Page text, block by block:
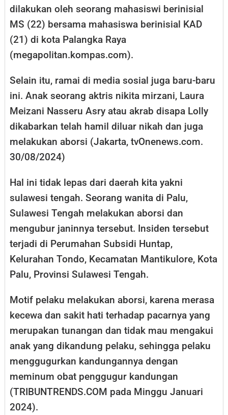
dilakukan oleh seorang mahasiswi berinisial
MS (22) bersama mahasiswa berinisial KAD
(21) di kota Palangka Raya
(megapolitan.kompas.com).
Selain itu, ramai di media sosial juga baru-baru
ini. Anak seorang aktris nikita mirzani, Laura
Meizani Nasseru Asry atau akrab disapa Lolly
dikabarkan telah hamil diluar nikah dan juga
melakukan aborsi (Jakarta, tvOnenews.com.
30/08/2024)
Hal ini tidak lepas dari daerah kita yakni
sulawesi tengah. Seorang wanita di Palu,
Sulawesi Tengah melakukan aborsi dan
mengubur janinnya tersebut. Insiden tersebut
terjadi di Perumahan Subsidi Huntap,
Kelurahan Tondo, Kecamatan Mantikulore, Kota
Palu, Provinsi Sulawesi Tengah.
Motif pelaku melakukan aborsi, karena merasa
kecewa dan sakit hati terhadap pacarnya yang
merupakan tunangan dan tidak mau mengakui
anak yang dikandung pelaku, sehingga pelaku
menggugurkan kandungannya dengan
meminum obat penggugur kandungan
(TRIBUNTRENDS.COM pada Minggu Januari
2024).